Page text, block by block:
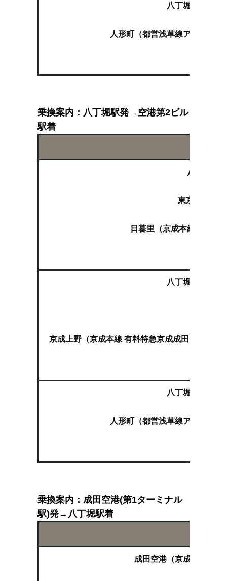
八丁堀（東京メ
人形町（都営浅草線アクセス
乗換案内：八丁堀駅発→空港第2ビル
駅着
八丁堀（
東京（ＪＲ
日暮里（京成本線特急 成
八丁堀（東京メ
京成上野（京成本線 有料特急京成成田空港線
八丁堀（東京メ
人形町（都営浅草線アクセス
乗換案内：成田空港(第1ターミナル
駅)発→八丁堀駅着
成田空港（京成本線特急